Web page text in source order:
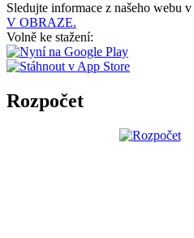
Sledujte informace z našeho webu v
V OBRAZE.
Volně ke stažení:
Rozpočet